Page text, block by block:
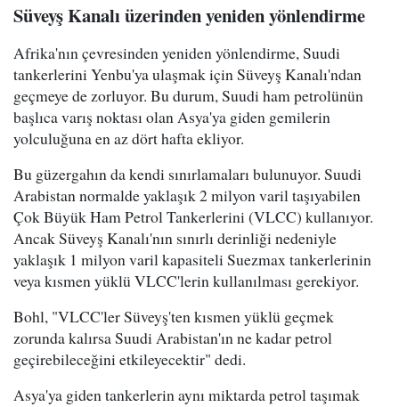
Süveyş Kanalı üzerinden yeniden yönlendirme
Afrika'nın çevresinden yeniden yönlendirme, Suudi
tankerlerini Yenbu'ya ulaşmak için Süveyş Kanalı'ndan
geçmeye de zorluyor. Bu durum, Suudi ham petrolünün
başlıca varış noktası olan Asya'ya giden gemilerin
yolculuğuna en az dört hafta ekliyor.
Bu güzergahın da kendi sınırlamaları bulunuyor. Suudi
Arabistan normalde yaklaşık 2 milyon varil taşıyabilen
Çok Büyük Ham Petrol Tankerlerini (VLCC) kullanıyor.
Ancak Süveyş Kanalı'nın sınırlı derinliği nedeniyle
yaklaşık 1 milyon varil kapasiteli Suezmax tankerlerinin
veya kısmen yüklü VLCC'lerin kullanılması gerekiyor.
Bohl, "VLCC'ler Süveyş'ten kısmen yüklü geçmek
zorunda kalırsa Suudi Arabistan'ın ne kadar petrol
geçirebileceğini etkileyecektir" dedi.
Asya'ya giden tankerlerin aynı miktarda petrol taşımak